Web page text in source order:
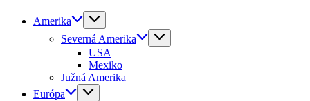
Amerika
Severná Amerika
USA
Mexiko
Južná Amerika
Európa